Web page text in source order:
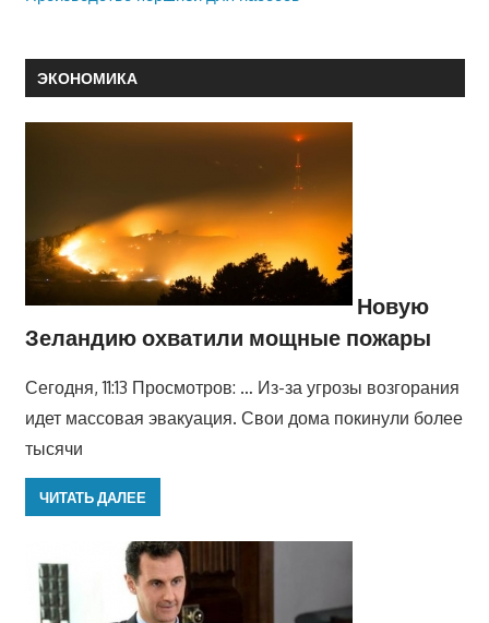
ЭКОНОМИКА
Новую
Зеландию охватили мощные пожары
Сегодня, 11:13 Просмотров: … Из-за угрозы возгорания
идет массовая эвакуация. Свои дома покинули более
тысячи
ЧИТАТЬ ДАЛЕЕ